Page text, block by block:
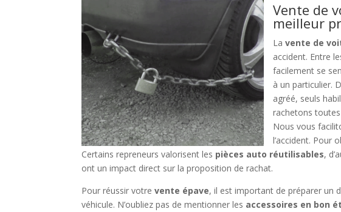
Vente de
meilleur
Lavente de
accident. Entre
facilement se
à un particulier.
agréé, seuls
rachetons
Nous vous
l’accident. Pour
Certains repreneurs valorisent les pièces auto réutilisables,
ont un impact direct sur la proposition de rachat.
Pour réussir votrevente épave, il est important de préparer un
véhicule. N’oubliez pas de mentionner les accessoires en bon